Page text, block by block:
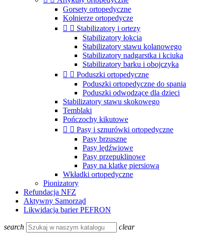
Gorsety ortopedyczne
Kołnierze ortopedycze
  Stabilizatory i ortezy
Stabilizatory łokcia
Stabilizatory stawu kolanowego
Stabilizatory nadgarstka i kciuka
Stabilizatory barku i obojczyka
  Poduszki ortopedyczne
Poduszki ortopedyczne do spania
Poduszki odwodzące dla dzieci
Stabilizatory stawu skokowego
Temblaki
Pończochy kikutowe
  Pasy i sznurówki ortopedyczne
Pasy brzuszne
Pasy lędźwiowe
Pasy przepuklinowe
Pasy na klatkę piersiową
Wkładki ortopedyczne
Pionizatory
Refundacja NFZ
Aktywny Samorząd
Likwidacja barier PEFRON
search clear